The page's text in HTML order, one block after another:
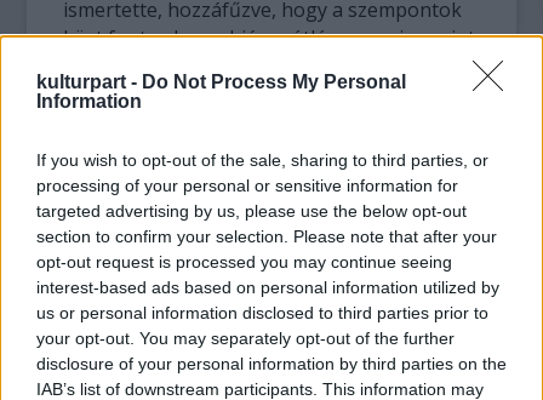
kulturpart - Do Not Process My Personal
Information
If you wish to opt-out of the sale, sharing to third parties, or
processing of your personal or sensitive information for
targeted advertising by us, please use the below opt-out
section to confirm your selection. Please note that after your
opt-out request is processed you may continue seeing
interest-based ads based on personal information utilized by
us or personal information disclosed to third parties prior to
your opt-out. You may separately opt-out of the further
disclosure of your personal information by third parties on the
IAB’s list of downstream participants. This information may
ismertette, hozzáfűzve, hogy a szempontok
közt fontos lesz a hiánypótló szerep is, amint
az Bornemissza művének esetében is látható.
Kondor Vilmos, Pilinszky János és Sarkadi
szöveg is biztosan készülni fog. "Nem
hiszem, hogy ezekkel meglepetést okoznék,
következetesen a több rétegű, sok irányba
nyúló filozófiát fogom követni a repertoár
kialakításában, ötvözve a klasszikusokat és a
kortársakat."